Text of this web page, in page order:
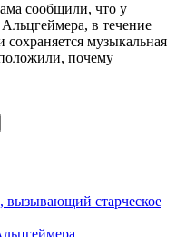
сообщили, что у
в течение
музыкальная
почему
вызывающий старческое